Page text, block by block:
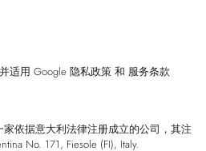
适用 Google 隐私政策 和 服务条款
家依据意大利法律注册成立的公司，其注
No. 171, Fiesole (FI), Italy.